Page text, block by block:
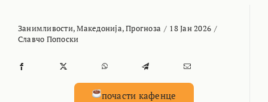
Занимливости,Македонија,Прогноза / 18 Јан 2026 /
Славчо Попоски
почасти кафенце